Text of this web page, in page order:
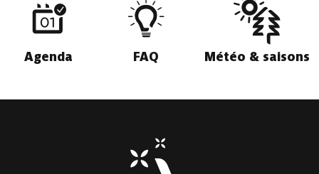
Agenda FAQ Météo & saisons